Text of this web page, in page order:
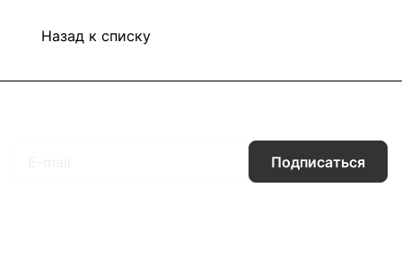
Назад к списку
Подписаться